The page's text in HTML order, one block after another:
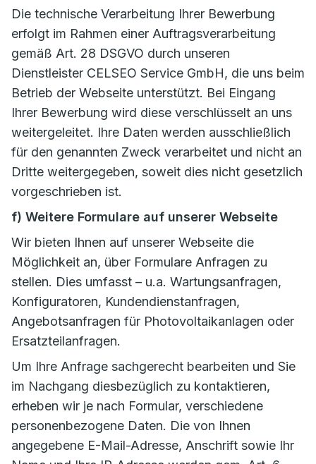
Die technische Verarbeitung Ihrer Bewerbung
erfolgt im Rahmen einer Auftragsverarbeitung
gemäß Art. 28 DSGVO durch unseren
Dienstleister CELSEO Service GmbH, die uns beim
Betrieb der Webseite unterstützt. Bei Eingang
Ihrer Bewerbung wird diese verschlüsselt an uns
weitergeleitet. Ihre Daten werden ausschließlich
für den genannten Zweck verarbeitet und nicht an
Dritte weitergegeben, soweit dies nicht gesetzlich
vorgeschrieben ist.
f) Weitere Formulare auf unserer Webseite
Wir bieten Ihnen auf unserer Webseite die
Möglichkeit an, über Formulare Anfragen zu
stellen. Dies umfasst – u.a. Wartungsanfragen,
Konfiguratoren, Kundendienstanfragen,
Angebotsanfragen für Photovoltaikanlagen oder
Ersatzteilanfragen.
Um Ihre Anfrage sachgerecht bearbeiten und Sie
im Nachgang diesbezüglich zu kontaktieren,
erheben wir je nach Formular, verschiedene
personenbezogene Daten. Die von Ihnen
angegebene E-Mail-Adresse, Anschrift sowie Ihr